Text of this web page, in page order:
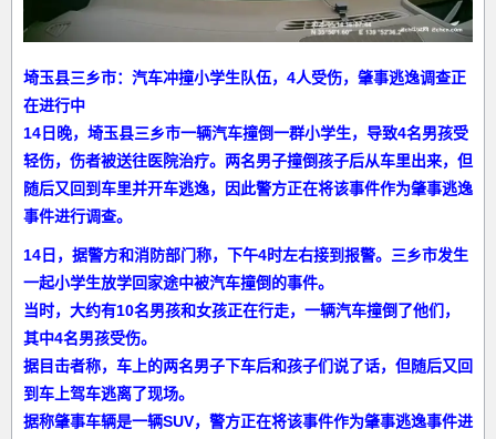
埼玉县三乡市：汽车冲撞小学生队伍，4人受伤，肇事逃逸调查正
在进行中
14日晚，埼玉县三乡市一辆汽车撞倒一群小学生，导致4名男孩受
轻伤，伤者被送往医院治疗。两名男子撞倒孩子后从车里出来，但
随后又回到车里并开车逃逸，因此警方正在将该事件作为肇事逃逸
事件进行调查。
14日，据警方和消防部门称，下午4时左右接到报警。三乡市发生
一起小学生放学回家途中被汽车撞倒的事件。
当时，大约有10名男孩和女孩正在行走，一辆汽车撞倒了他们，
其中4名男孩受伤。
据目击者称，车上的两名男子下车后和孩子们说了话，但随后又回
到车上驾车逃离了现场。
据称肇事车辆是一辆SUV，警方正在将该事件作为肇事逃逸事件进